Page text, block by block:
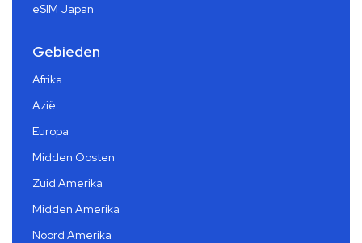
eSIM Japan
Gebieden
Afrika
Azië
Europa
Midden Oosten
Zuid Amerika
Midden Amerika
Noord Amerika